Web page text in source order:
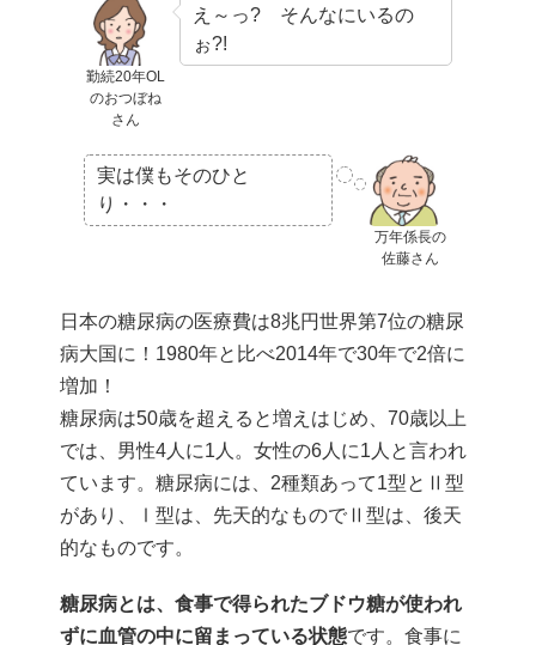
勤続20年OL
のおつぼね
さん
え～っ? そんなにいるの
ぉ?!
万年係長の
佐藤さん
実は僕もそのひと
り・・・
日本の糖尿病の医療費は8兆円世界第7位の糖尿
病大国に！1980年と比べ2014年で30年で2倍に
増加！
糖尿病は50歳を超えると増えはじめ、70歳以上
では、男性4人に1人。女性の6人に1人と言われ
ています。糖尿病には、2種類あって1型とⅡ型
があり、Ⅰ型は、先天的なものでⅡ型は、後天
的なものです。
糖尿病とは、食事で得られたブドウ糖が使われ
ずに血管の中に留まっている状態です。食事に